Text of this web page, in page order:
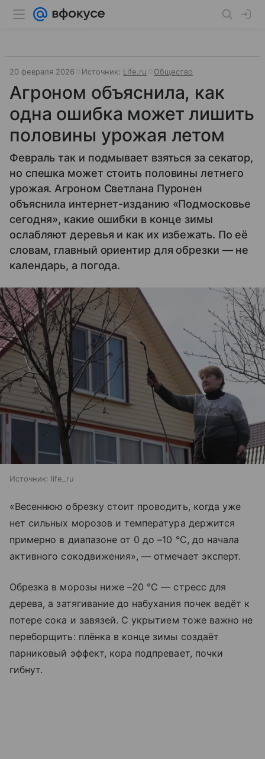
20 февраля 2026 Источник: Life.ru Общество
Агроном объяснила, как
одна ошибка может лишить
половины урожая летом
Февраль так и подмывает взяться за секатор,
но спешка может стоить половины летнего
урожая. Агроном Светлана Пуронен
объяснила интернет-изданию «Подмосковье
сегодня», какие ошибки в конце зимы
ослабляют деревья и как их избежать. По её
словам, главный ориентир для обрезки — не
календарь, а погода.
Источник: life_ru
«Весеннюю обрезку стоит проводить, когда уже
нет сильных морозов и температура держится
примерно в диапазоне от 0 до –10 °С, до начала
активного сокодвижения», — отмечает эксперт.
Обрезка в морозы ниже –20 °С — стресс для
дерева, а затягивание до набухания почек ведёт к
потере сока и завязей. С укрытием тоже важно не
переборщить: плёнка в конце зимы создаёт
парниковый эффект, кора подпревает, почки
гибнут.